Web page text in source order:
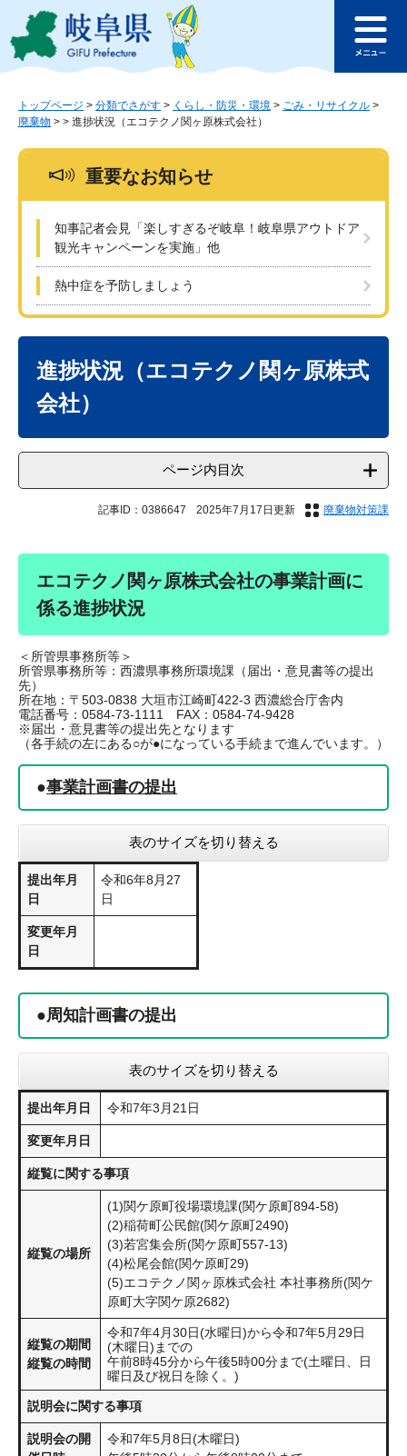
ジ
ュ
このページの本文へ
ュ
トップページ > 分類でさがす > くらし・防災・環境 > ごみ・リサイクル >
廃棄物 > > 進捗状況（エコテクノ関ヶ原株式会社）
重要なお知らせ
知事記者会見「楽しすぎるぞ岐阜！岐阜県アウトドア
観光キャンペーンを実施」他
熱中症を予防しましょう
進捗状況（エコテクノ関ヶ原株式
会社）
ページ内目次
記事ID：0386647 2025年7月17日更新 廃棄物対策課
エコテクノ関ヶ原株式会社の事業計画に
係る進捗状況
＜所管県事務所等＞
所管県事務所等：西濃県事務所環境課（届出・意見書等の提出
先）
所在地：〒503-0838 大垣市江崎町422-3 西濃総合庁舎内
電話番号：0584-73-1111 FAX：0584-74-9428
※届出・意見書等の提出先となります
（各手続の左にある○が●になっている手続まで進んでいます。）
●事業計画書の提出
表のサイズを切り替える
提出年月
日
令和6年8月27
日
変更年月
日
●周知計画書の提出
表のサイズを切り替える
提出年月日 令和7年3月21日
変更年月日
縦覧に関する事項
縦覧の場所
(1)関ケ原町役場環境課(関ケ原町894-58)
(2)稲荷町公民館(関ケ原町2490)
(3)若宮集会所(関ケ原町557-13)
(4)松尾会館(関ケ原町29)
(5)エコテクノ関ヶ原株式会社 本社事務所(関ケ
原町大字関ケ原2682)
縦覧の期間
縦覧の時間
令和7年4月30日(水曜日)から令和7年5月29日
(木曜日)までの
午前8時45分から午後5時00分まで(土曜日、日
曜日及び祝日を除く。)
説明会に関する事項
説明会の開
令和7年5月8日(木曜日)